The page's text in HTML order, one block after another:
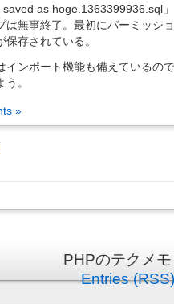
saved as hoge.1363399936.sql
は無事終了。最初にパーミッシ
保存されている。
インポート機能も備えているの
。
»
PHPのテクメ
Entries (RSS)